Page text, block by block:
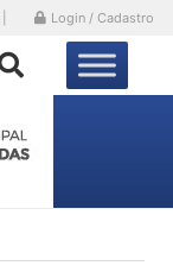
Login / Cadastro